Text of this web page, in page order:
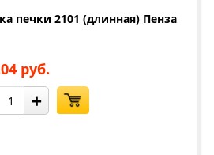
печки 2101 (длинная) Пенза
руб.
+